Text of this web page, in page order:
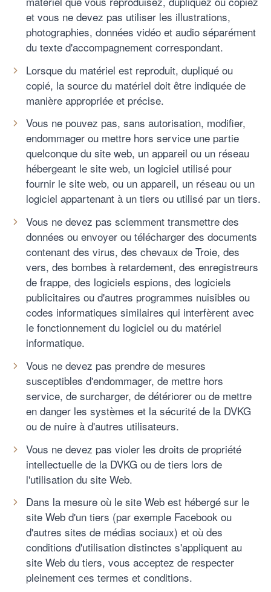
et vous ne devez pas utiliser les illustrations,
photographies, données vidéo et audio séparément
du texte d'accompagnement correspondant.
Lorsque du matériel est reproduit, dupliqué ou
copié, la source du matériel doit être indiquée de
manière appropriée et précise.
Vous ne pouvez pas, sans autorisation, modifier,
endommager ou mettre hors service une partie
quelconque du site web, un appareil ou un réseau
hébergeant le site web, un logiciel utilisé pour
fournir le site web, ou un appareil, un réseau ou un
logiciel appartenant à un tiers ou utilisé par un tiers.
Vous ne devez pas sciemment transmettre des
données ou envoyer ou télécharger des documents
contenant des virus, des chevaux de Troie, des
vers, des bombes à retardement, des enregistreurs
de frappe, des logiciels espions, des logiciels
publicitaires ou d'autres programmes nuisibles ou
codes informatiques similaires qui interfèrent avec
le fonctionnement du logiciel ou du matériel
informatique.
Vous ne devez pas prendre de mesures
susceptibles d'endommager, de mettre hors
service, de surcharger, de détériorer ou de mettre
en danger les systèmes et la sécurité de la DVKG
ou de nuire à d'autres utilisateurs.
Vous ne devez pas violer les droits de propriété
intellectuelle de la DVKG ou de tiers lors de
l'utilisation du site Web.
Dans la mesure où le site Web est hébergé sur le
site Web d'un tiers (par exemple Facebook ou
d'autres sites de médias sociaux) et où des
conditions d'utilisation distinctes s'appliquent au
site Web du tiers, vous acceptez de respecter
pleinement ces termes et conditions.